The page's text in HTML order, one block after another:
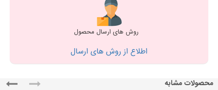
روش های ارسال محصول
اطلاع از روش های ارسال
محصولات مشابه